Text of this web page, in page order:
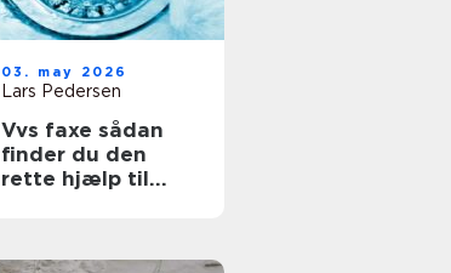
03. may 2026
Lars Pedersen
Vvs faxe sådan
finder du den
rette hjælp til